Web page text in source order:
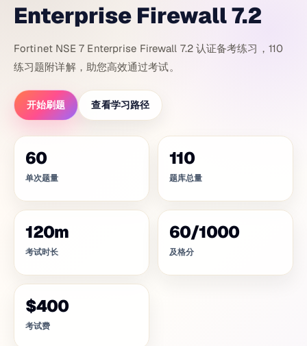
Enterprise Firewall 7.2
Fortinet NSE 7 Enterprise Firewall 7.2 认证备考练习，110
练习题附详解，助您高效通过考试。
开始刷题 查看学习路径
60
单次题量
110
题库总量
120m
考试时长
60/1000
及格分
$400
考试费